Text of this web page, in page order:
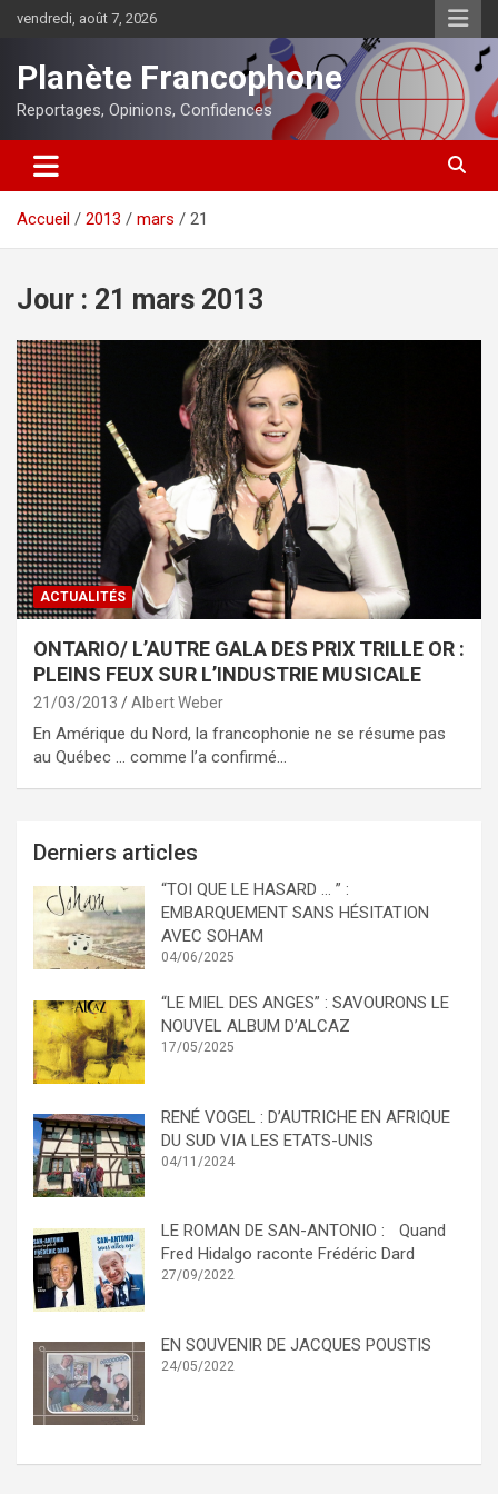
vendredi, août 7, 2026
Planète Francophone
Reportages, Opinions, Confidences
Accueil 2013 mars 21
Jour : 21 mars 2013
ACTUALITÉS
ONTARIO/ L’AUTRE GALA DES PRIX TRILLE OR :
PLEINS FEUX SUR L’INDUSTRIE MUSICALE
21/03/2013 Albert Weber
En Amérique du Nord, la francophonie ne se résume pas
au Québec … comme l’a confirmé…
Derniers articles
“TOI QUE LE HASARD … ” :
EMBARQUEMENT SANS HÉSITATION
AVEC SOHAM
04/06/2025
“LE MIEL DES ANGES” : SAVOURONS LE
NOUVEL ALBUM D’ALCAZ
17/05/2025
RENÉ VOGEL : D’AUTRICHE EN AFRIQUE
DU SUD VIA LES ETATS-UNIS
04/11/2024
LE ROMAN DE SAN-ANTONIO : Quand
Fred Hidalgo raconte Frédéric Dard
27/09/2022
EN SOUVENIR DE JACQUES POUSTIS
24/05/2022